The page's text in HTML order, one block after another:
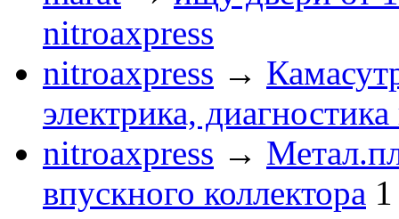
nitroaxpress
nitroaxpress →
электрика,
nitroaxpress →
впускного коллектора 1